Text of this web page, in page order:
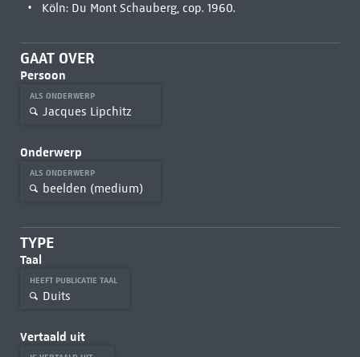
Köln: Du Mont Schauberg, cop. 1960.
GAAT OVER
Persoon
ALS ONDERWERP
Jacques Lipchitz
Onderwerp
ALS ONDERWERP
beelden (medium)
TYPE
Taal
HEEFT PUBLICATIE TAAL
Duits
Vertaald uit